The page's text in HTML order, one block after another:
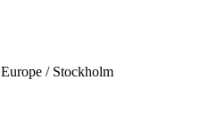
Europe / Stockholm